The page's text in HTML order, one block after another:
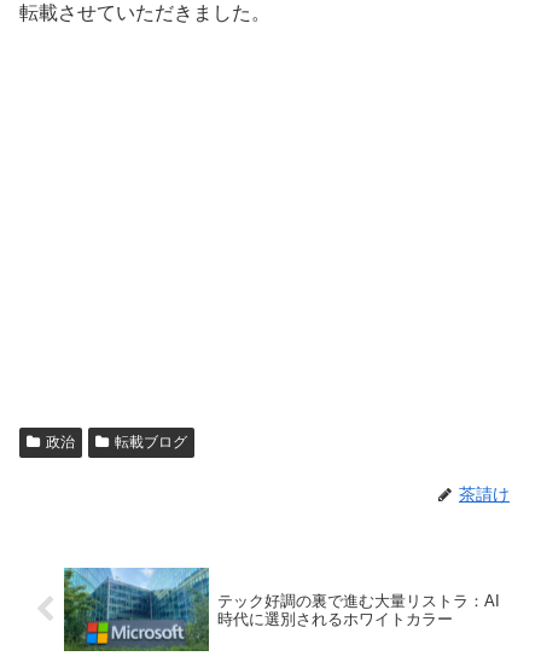
転載させていただきました。
政治 転載ブログ
茶請け
テック好調の裏で進む大量リストラ：AI
時代に選別されるホワイトカラー